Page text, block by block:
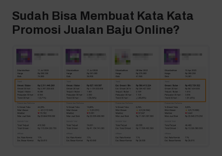
Sudah Bisa Membuat Kata Kata
Promosi Jualan Baju Online?